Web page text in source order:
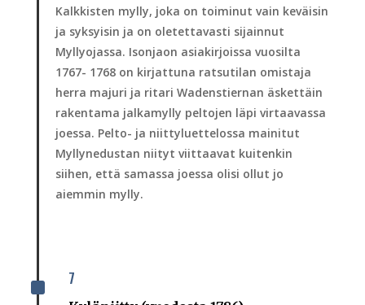
Kalkkisten mylly, joka on toiminut vain keväisin
ja syksyisin ja on oletettavasti sijainnut
Myllyojassa. Isonjaon asiakirjoissa vuosilta
1767- 1768 on kirjattuna ratsutilan omistaja
herra majuri ja ritari Wadenstiernan äskettäin
rakentama jalkamylly peltojen läpi virtaavassa
joessa. Pelto- ja niittyluettelossa mainitut
Myllynedustan niityt viittaavat kuitenkin
siihen, että samassa joessa olisi ollut jo
aiemmin mylly.
^ 7